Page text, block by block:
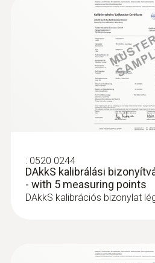
: 0520 0244
DAkkS kalibrálási
- with 5 measuring points
DAkkS kalibrációs bizonylat